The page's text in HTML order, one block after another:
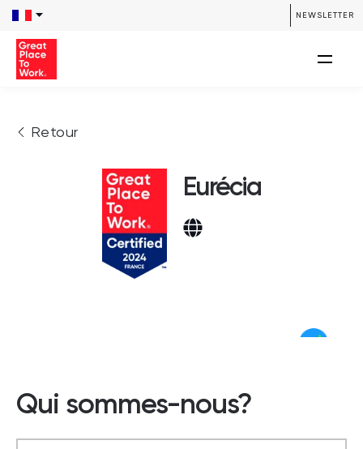
NEWSLETTER
Retour
Eurécia
Qui sommes-nous?